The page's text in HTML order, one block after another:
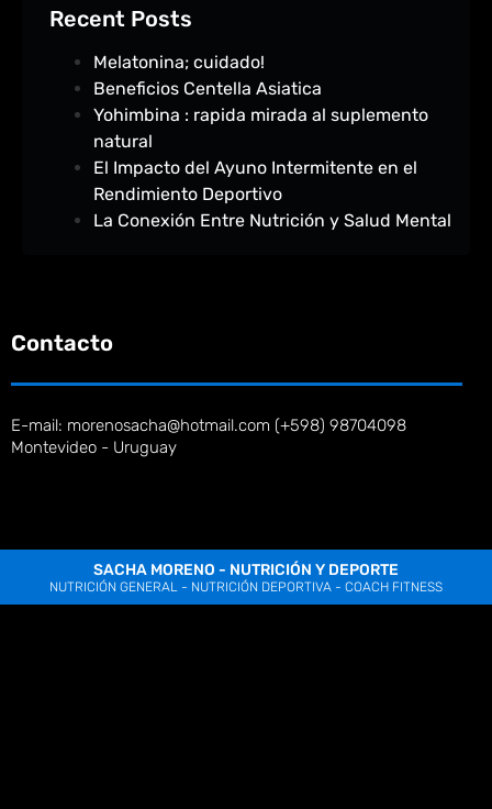
Recent Posts
Melatonina; cuidado!
Beneficios Centella Asiatica
Yohimbina : rapida mirada al suplemento
natural
El Impacto del Ayuno Intermitente en el
Rendimiento Deportivo
La Conexión Entre Nutrición y Salud Mental
Contacto
E-mail: morenosacha@hotmail.com (+598) 98704098
Montevideo - Uruguay
SACHA MORENO - NUTRICIÓN Y DEPORTE
NUTRICIÓN GENERAL - NUTRICIÓN DEPORTIVA - COACH FITNESS